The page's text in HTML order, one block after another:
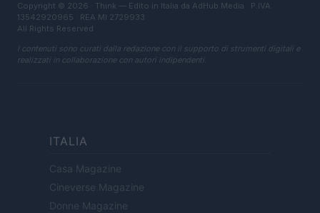
Copyright © 2026 · Think — Edito in Italia da AdHub Media · P.IVA
13542920965 · REA MI 2729933
All Rights Reserved
I contenuti sono curati dalla redazione con il supporto di strumenti digitali e
realizzati in collaborazione con autori indipendenti.
ITALIA
Casa Magazine
Cineverse Magazine
Donne Magazine